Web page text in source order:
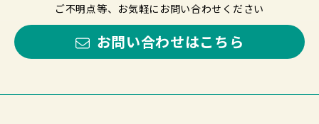
ご不明点等、お気軽にお問い合わせください
お問い合わせはこちら